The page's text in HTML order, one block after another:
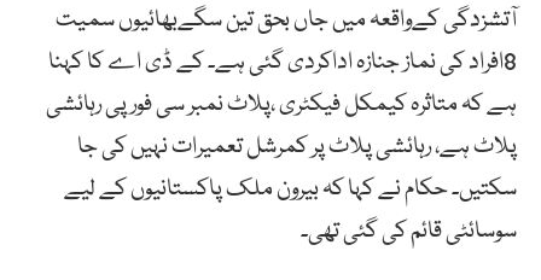
آتشزدگی کےواقعہ میں جاں بحق تین سگےبھائیوں سمیت
8افراد کی نماز جنازہ اداکردی گئی ہے۔ کے ڈی اے کا کہنا
ہے کہ متاثرہ کیمکل فیکٹری ،پلاٹ نمبر سی فور پی رہائشی
پلاٹ ہے، رہائشی پلاٹ پر کمرشل تعمیرات نہیں کی جا
سکتیں۔ حکام نے کہا کہ بیرون ملک پاکستانیوں کے لیے
سوسائٹی قائم کی گئی تھی۔